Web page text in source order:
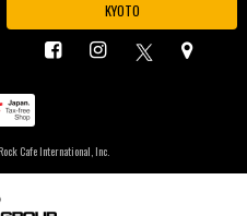
KYOTO
Cafe International, Inc.